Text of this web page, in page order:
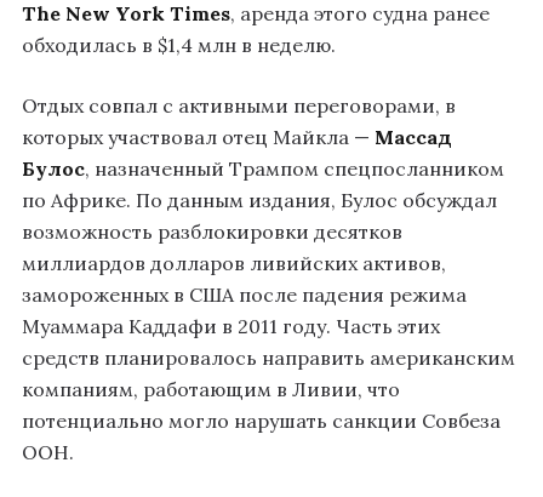
The New York Times, аренда этого судна ранее
обходилась в $1,4 млн в неделю.
Отдых совпал с активными переговорами, в
которых участвовал отец Майкла — Массад
Булос, назначенный Трампом спецпосланником
по Африке. По данным издания, Булос обсуждал
возможность разблокировки десятков
миллиардов долларов ливийских активов,
замороженных в США после падения режима
Муаммара Каддафи в 2011 году. Часть этих
средств планировалось направить американским
компаниям, работающим в Ливии, что
потенциально могло нарушать санкции Совбеза
ООН.